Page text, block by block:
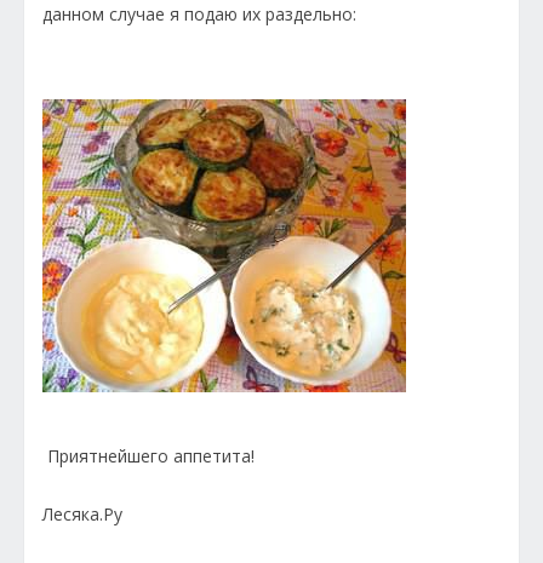
данном случае я подаю их раздельно:
Приятнейшего аппетита!
Лесяка.Ру